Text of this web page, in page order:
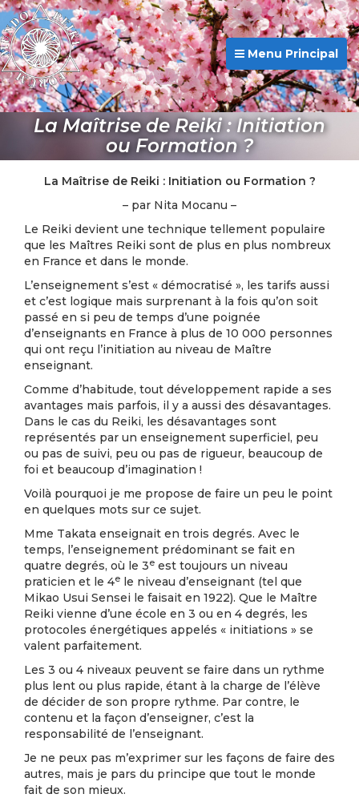
Menu Principal
La Maîtrise de Reiki : Initiation
ou Formation ?
La Maîtrise de Reiki : Initiation ou Formation ?
– par Nita Mocanu –
Le Reiki devient une technique tellement populaire
que les Maîtres Reiki sont de plus en plus nombreux
en France et dans le monde.
L’enseignement s’est « démocratisé », les tarifs aussi
et c’est logique mais surprenant à la fois qu’on soit
passé en si peu de temps d’une poignée
d’enseignants en France à plus de 10 000 personnes
qui ont reçu l’initiation au niveau de Maître
enseignant.
Comme d’habitude, tout développement rapide a ses
avantages mais parfois, il y a aussi des désavantages.
Dans le cas du Reiki, les désavantages sont
représentés par un enseignement superficiel, peu
ou pas de suivi, peu ou pas de rigueur, beaucoup de
foi et beaucoup d’imagination !
Voilà pourquoi je me propose de faire un peu le point
en quelques mots sur ce sujet.
Mme Takata enseignait en trois degrés. Avec le
temps, l’enseignement prédominant se fait en
quatre degrés, où le 3e est toujours un niveau
praticien et le 4e le niveau d’enseignant (tel que
Mikao Usui Sensei le faisait en 1922). Que le Maître
Reiki vienne d’une école en 3 ou en 4 degrés, les
protocoles énergétiques appelés « initiations » se
valent parfaitement.
Les 3 ou 4 niveaux peuvent se faire dans un rythme
plus lent ou plus rapide, étant à la charge de l’élève
de décider de son propre rythme. Par contre, le
contenu et la façon d’enseigner, c’est la
responsabilité de l’enseignant.
Je ne peux pas m’exprimer sur les façons de faire des
autres, mais je pars du principe que tout le monde
fait de son mieux.